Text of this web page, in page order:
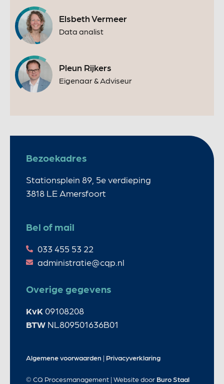
Elsbeth Vermeer
Data analist
Pleun Rijkers
Eigenaar & Adviseur
Bezoekadres
Stationsplein 89, 5e verdieping
3818 LE Amersfoort
Bel of mail
033 455 53 22
administratie@cqp.nl
Overige gegevens
KvK 09108208
BTW NL809501636B01
© CQ Procesmanagement | Website door Buro Staal
Algemene voorwaarden | Privacyverklaring